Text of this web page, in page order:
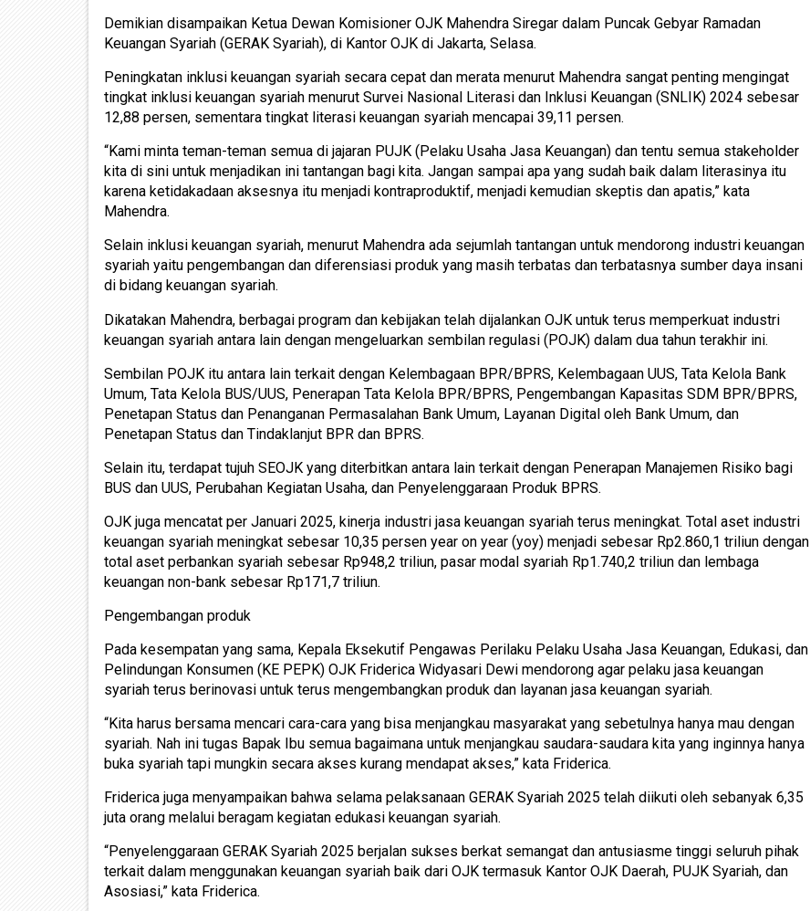
Demikian disampaikan Ketua Dewan Komisioner OJK Mahendra Siregar dalam Puncak Gebyar Ramadan
Keuangan Syariah (GERAK Syariah), di Kantor OJK di Jakarta, Selasa.
Peningkatan inklusi keuangan syariah secara cepat dan merata menurut Mahendra sangat penting mengingat
tingkat inklusi keuangan syariah menurut Survei Nasional Literasi dan Inklusi Keuangan (SNLIK) 2024 sebesar
12,88 persen, sementara tingkat literasi keuangan syariah mencapai 39,11 persen.
“Kami minta teman-teman semua di jajaran PUJK (Pelaku Usaha Jasa Keuangan) dan tentu semua stakeholder
kita di sini untuk menjadikan ini tantangan bagi kita. Jangan sampai apa yang sudah baik dalam literasinya itu
karena ketidakadaan aksesnya itu menjadi kontraproduktif, menjadi kemudian skeptis dan apatis,” kata
Mahendra.
Selain inklusi keuangan syariah, menurut Mahendra ada sejumlah tantangan untuk mendorong industri keuangan
syariah yaitu pengembangan dan diferensiasi produk yang masih terbatas dan terbatasnya sumber daya insani
di bidang keuangan syariah.
Dikatakan Mahendra, berbagai program dan kebijakan telah dijalankan OJK untuk terus memperkuat industri
keuangan syariah antara lain dengan mengeluarkan sembilan regulasi (POJK) dalam dua tahun terakhir ini.
Sembilan POJK itu antara lain terkait dengan Kelembagaan BPR/BPRS, Kelembagaan UUS, Tata Kelola Bank
Umum, Tata Kelola BUS/UUS, Penerapan Tata Kelola BPR/BPRS, Pengembangan Kapasitas SDM BPR/BPRS,
Penetapan Status dan Penanganan Permasalahan Bank Umum, Layanan Digital oleh Bank Umum, dan
Penetapan Status dan Tindaklanjut BPR dan BPRS.
Selain itu, terdapat tujuh SEOJK yang diterbitkan antara lain terkait dengan Penerapan Manajemen Risiko bagi
BUS dan UUS, Perubahan Kegiatan Usaha, dan Penyelenggaraan Produk BPRS.
OJK juga mencatat per Januari 2025, kinerja industri jasa keuangan syariah terus meningkat. Total aset industri
keuangan syariah meningkat sebesar 10,35 persen year on year (yoy) menjadi sebesar Rp2.860,1 triliun dengan
total aset perbankan syariah sebesar Rp948,2 triliun, pasar modal syariah Rp1.740,2 triliun dan lembaga
keuangan non-bank sebesar Rp171,7 triliun.
Pengembangan produk
Pada kesempatan yang sama, Kepala Eksekutif Pengawas Perilaku Pelaku Usaha Jasa Keuangan, Edukasi, dan
Pelindungan Konsumen (KE PEPK) OJK Friderica Widyasari Dewi mendorong agar pelaku jasa keuangan
syariah terus berinovasi untuk terus mengembangkan produk dan layanan jasa keuangan syariah.
“Kita harus bersama mencari cara-cara yang bisa menjangkau masyarakat yang sebetulnya hanya mau dengan
syariah. Nah ini tugas Bapak Ibu semua bagaimana untuk menjangkau saudara-saudara kita yang inginnya hanya
buka syariah tapi mungkin secara akses kurang mendapat akses,” kata Friderica.
Friderica juga menyampaikan bahwa selama pelaksanaan GERAK Syariah 2025 telah diikuti oleh sebanyak 6,35
juta orang melalui beragam kegiatan edukasi keuangan syariah.
“Penyelenggaraan GERAK Syariah 2025 berjalan sukses berkat semangat dan antusiasme tinggi seluruh pihak
terkait dalam menggunakan keuangan syariah baik dari OJK termasuk Kantor OJK Daerah, PUJK Syariah, dan
Asosiasi,” kata Friderica.